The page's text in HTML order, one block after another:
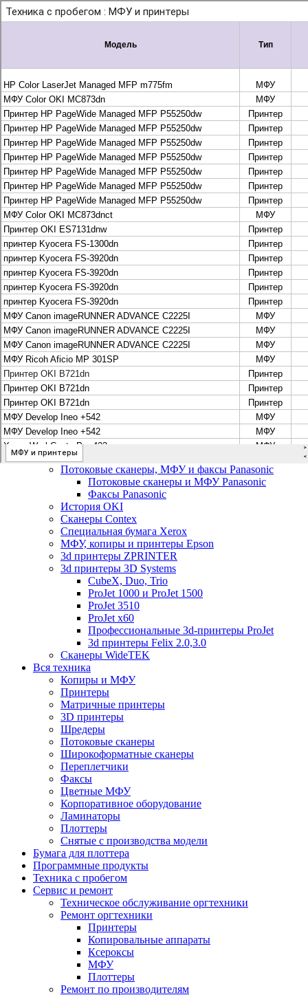
Рассчитать и заказать
Рассчитать и заказать
О компании
История Леком
Производители
Леком
Pantum
UTINET
G&G
ГК “Катюша”
Высокопроизводительные копиры DEVELOP
МФУ, копиры и принтеры KYOCERA
Принтеры и МФУ и факсы Brother
Плоттеры и МФУ Oce
Плоттеры и МФУ Oce
Цифровые системы Oce VarioPrint DP Line
МФУ, сканеры, плоттеры и принтеры Canon
Плоттеры Canon
Принтеры и МФУ Canon
Сканеры Canon
Распродажа картриджей Canon
МФУ, сканеры, плоттеры и принтеры HP
Принтеры и МФУ HP
Плоттеры hp
МФУ, копиры и принтеры OKI
МФУ, копиры и принтеры RICOH
Ремонт и продажа копировальных аппаратов
Infotec
Потоковые сканеры, МФУ и факсы Panasonic
Потоковые сканеры и МФУ Panasonic
Факсы Panasonic
История OKI
Сканеры Contex
Специальная бумага Xerox
МФУ, копиры и принтеры Epson
3d принтеры ZPRINTER
3d принтеры 3D Systems
CubeX, Duo, Trio
ProJet 1000 и ProJet 1500
ProJet 3510
ProJet x60
Профессиональные 3d-принтеры ProJet
3d принтеры Felix 2.0,3.0
Сканеры WideTEK
Вся техника
Копиры и МФУ
Принтеры
Матричные принтеры
3D принтеры
Шредеры
Потоковые сканеры
Широкоформатные сканеры
Переплетчики
Факсы
Цветные МФУ
Корпоративное оборудование
Ламинаторы
Плоттеры
Снятые с производства модели
Бумага для плоттера
Программные продукты
Техника с пробегом
Сервис и ремонт
Техническое обслуживание оргтехники
Ремонт оргтехники
Принтеры
Копировальные аппараты
Ксероксы
МФУ
Плоттеры
Ремонт по производителям